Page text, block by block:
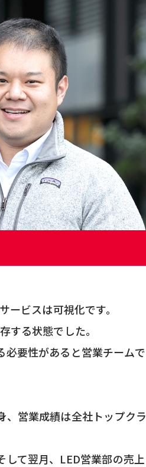
ビスは可視化です。
する状態でした。
要性があると営業チームで
、営業成績は全社トップクラ
して翌月、LED営業部の売上